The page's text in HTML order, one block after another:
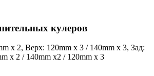
кулеров
x 2, Верх: 120mm x 3 / 140mm x 3, Зад:
x 2 / 140mm x2 / 120mm x 3